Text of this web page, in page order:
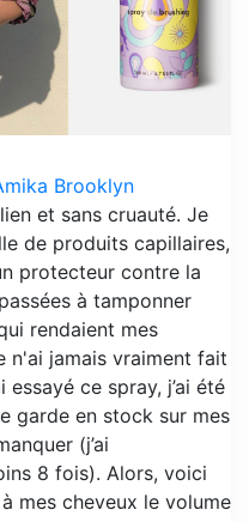
Brooklyn
et sans cruauté. Je
de produits capillaires,
protecteur contre la
à tamponner
rendaient mes
n'ai jamais vraiment fait
essayé ce spray, j’ai été
garde en stock sur mes
(j’ai
8 fois). Alors, voici
mes cheveux le volume